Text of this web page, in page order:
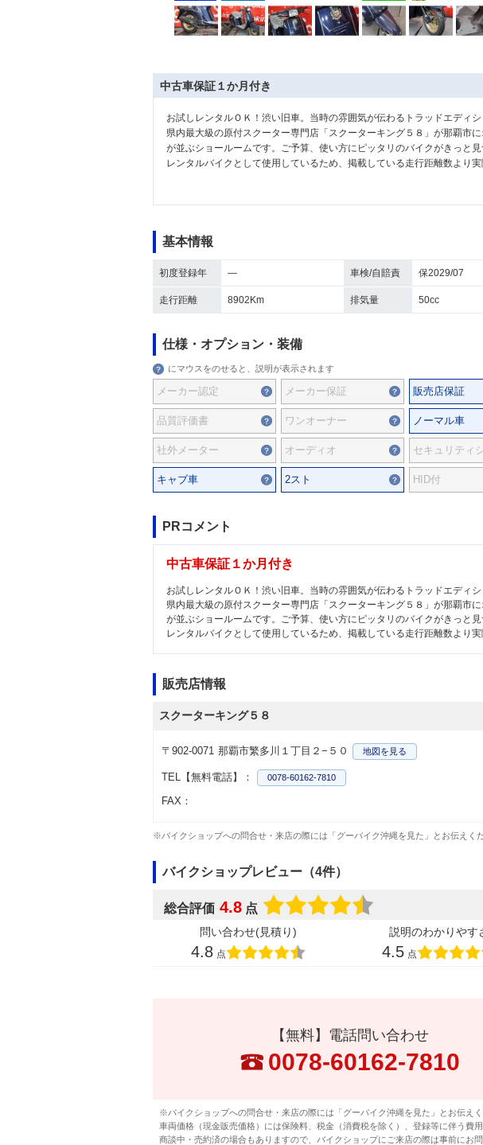
中古車保証１か月付き
お試しレンタルＯＫ！渋い旧車。当時の雰囲気が伝わるトラッドエディシ
県内最大級の原付スクーター専門店「スクーターキング５８」が那覇市
が並ぶショールームです。ご予算、使い方にピッタリのバイクがきっと
レンタルバイクとして使用しているため、掲載している走行距離数より
基本情報
初度登録年 ― 車検/自賠責 保2029/07
走行距離 8902Km 排気量 50cc
仕様・オプション・装備
にマウスをのせると、説明が表示されます
メーカー認定 メーカー保証 販売店保証
品質評価書 ワンオーナー ノーマル車
社外メーター オーディオ セキュリティ
キャブ車 2スト HID付
PRコメント
中古車保証１か月付き
お試しレンタルＯＫ！渋い旧車。当時の雰囲気が伝わるトラッドエディシ
県内最大級の原付スクーター専門店「スクーターキング５８」が那覇市
が並ぶショールームです。ご予算、使い方にピッタリのバイクがきっと
レンタルバイクとして使用しているため、掲載している走行距離数より
販売店情報
スクーターキング５８
〒902-0071 那覇市繁多川１丁目２−５０ 地図を見る
TEL【無料電話】： 0078-60162-7810
FAX：
※バイクショップへの問合せ・来店の際には「グーバイク沖縄を見た」とお伝えくだ
バイクショップレビュー（4件）
総合評価 4.8 点
問い合わせ(見積り)
4.8 点
説明のわかりやす
4.5 点
【無料】電話問い合わせ
0078-60162-7810
※バイクショップへの問合せ・来店の際には「グーバイク沖縄を見た」とお伝えく
車両価格（現金販売価格）には保険料、税金（消費税を除く）、登録等に伴う費
商談中・売約済の場合もありますので、バイクショップにご来店の際は事前に